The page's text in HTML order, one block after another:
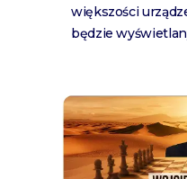
większości
będzie